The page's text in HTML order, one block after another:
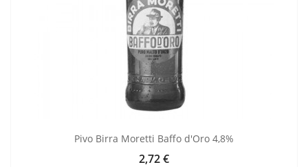
Pivo Birra Moretti Baffo d'Oro 4,8%
Cijena
2,72 €